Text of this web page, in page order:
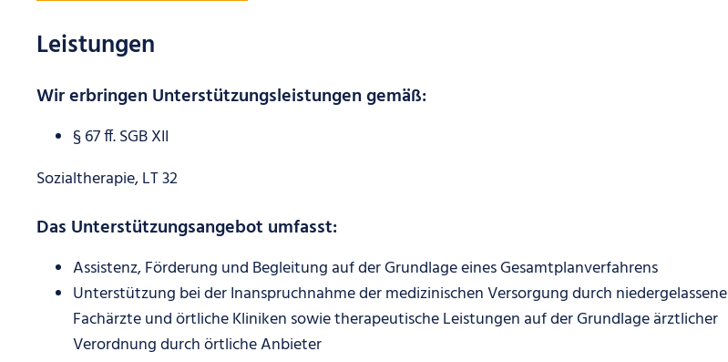
Leistungen
Wir erbringen Unterstützungsleistungen gemäß:
§ 67 ff. SGB XII
Sozialtherapie, LT 32
Das Unterstützungsangebot umfasst:
Assistenz, Förderung und Begleitung auf der Grundlage eines Gesamtplanverfahrens
Unterstützung bei der Inanspruchnahme der medizinischen Versorgung durch niedergelassene
Fachärzte und örtliche Kliniken sowie therapeutische Leistungen auf der Grundlage ärztlicher
Verordnung durch örtliche Anbieter